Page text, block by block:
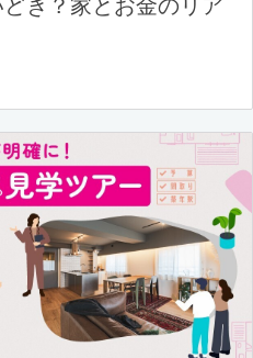
き？家とお金のリア